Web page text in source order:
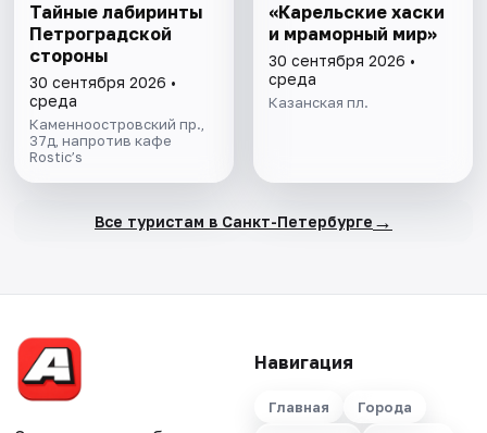
Тайные лабиринты
Петроградской
стороны
30 сентября 2026 •
среда
Каменноостровский пр.,
37д, напротив кафе
Rostic’s
«Карельские хаски
и мраморный мир»
30 сентября 2026 •
среда
Казанская пл.
Все туристам в Санкт-Петербурге →
Навигация
Главная
Города